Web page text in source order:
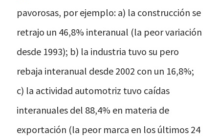
pavorosas, por ejemplo: a) la construcción se
retrajo un 46,8% interanual (la peor variación
desde 1993); b) la industria tuvo su pero
rebaja interanual desde 2002 con un 16,8%;
c) la actividad automotriz tuvo caídas
interanuales del 88,4% en materia de
exportación (la peor marca en los últimos 24